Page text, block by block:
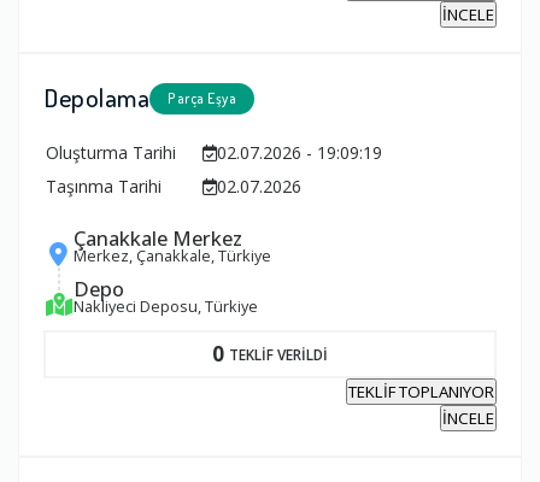
İNCELE
Depolama Parça Eşya
Oluşturma Tarihi
02.07.2026 - 19:09:19
Taşınma Tarihi
02.07.2026
Çanakkale Merkez
Merkez, Çanakkale, Türkiye
Depo
Nakliyeci Deposu, Türkiye
0 TEKLİF VERİLDİ
TEKLİF TOPLANIYOR
İNCELE